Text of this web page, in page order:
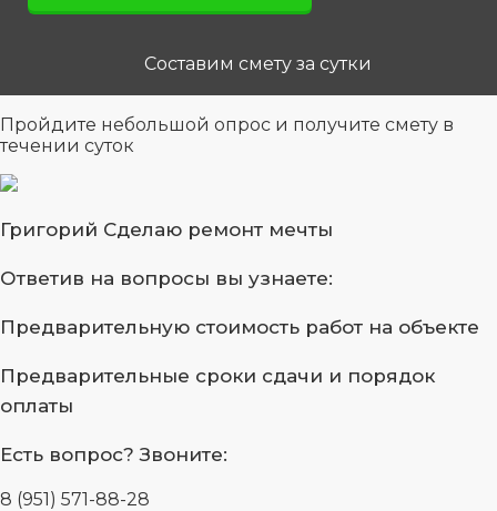
Составим смету за сутки
Пройдите небольшой опрос и получите смету в
течении суток
Григорий Сделаю ремонт мечты
Ответив на вопросы вы узнаете:
Предварительную стоимость работ на объекте
Предварительные сроки сдачи и порядок
оплаты
Есть вопрос? Звоните:
8 (951) 571-88-28